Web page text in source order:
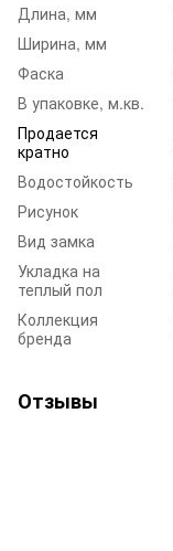
Длина, мм
Ширина, мм
Фаска
В упаковке, м.кв.
Продается
кратно
Водостойкость
Рисунок
Вид замка
Укладка на
теплый пол
Коллекция
бренда
Отзывы